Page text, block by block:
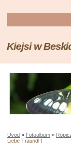
Kiejsi w
Úvod » Fotoalbum »
Liebe Traundl !